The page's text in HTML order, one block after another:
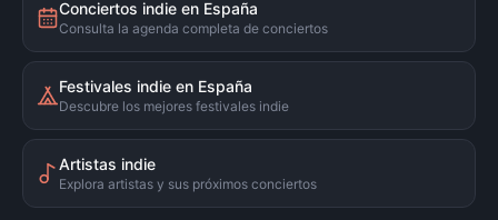
Conciertos indie en España
Consulta la agenda completa de conciertos
Festivales indie en España
Descubre los mejores festivales indie
Artistas indie
Explora artistas y sus próximos conciertos